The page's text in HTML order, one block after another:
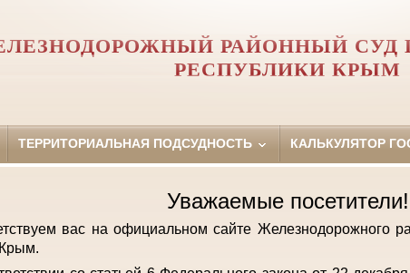
РАЙОННЫЙ СУД
РЕСПУБЛИКИ КРЫМ
ТЕРРИТОРИАЛЬНАЯ ПОДСУДНОСТЬ КАЛЬКУЛЯТОР
Уважаемые посетители!
вас на официальном сайте Железнодорожного